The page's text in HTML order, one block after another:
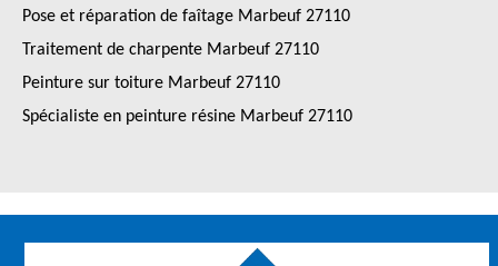
Pose et réparation de faîtage Marbeuf 27110
Traitement de charpente Marbeuf 27110
Peinture sur toiture Marbeuf 27110
Spécialiste en peinture résine Marbeuf 27110